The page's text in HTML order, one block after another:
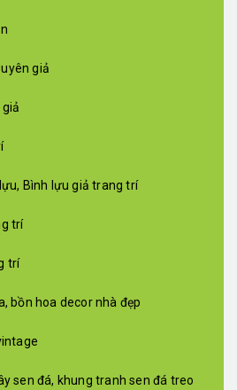
giả
giả
lựu, Bình lựu giả trang trí
trí
trí
bồn hoa decor nhà đẹp
sen đá, khung tranh sen đá treo